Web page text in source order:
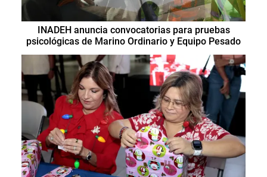
INADEH anuncia convocatorias para pruebas
psicológicas de Marino Ordinario y Equipo Pesado